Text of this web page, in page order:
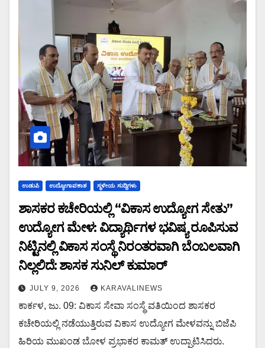
ಉಡುಪಿ ಉದ್ಯೋಗಾವಕಾಶ ಸ್ಥಳೀಯ ಸುದ್ದಿಗಳು
ಶಾಸಕರ ಕಚೇರಿಯಲ್ಲಿ “ವಿಕಾಸ ಉದ್ಯೋಗ ಸೇತು”
ಉದ್ಯೋಗ ಮೇಳ: ವಿದ್ಯಾರ್ಥಿಗಳ ಭವಿಷ್ಯ ರೂಪಿಸುವ
ನಿಟ್ಟಿನಲ್ಲಿ ವಿಕಾಸ ಸಂಸ್ಥೆ ನಿರಂತರವಾಗಿ ಬೆಂಬಲವಾಗಿ
ನಿಲ್ಲಲಿದೆ: ಶಾಸಕ ಸುನಿಲ್ ಕುಮಾರ್
JULY 9, 2026 KARAVALINEWS
ಕಾರ್ಕಳ, ಜು. 09: ವಿಕಾಸ ಸೇವಾ ಸಂಸ್ಥೆ ವತಿಯಿಂದ ಶಾಸಕರ
ಕಚೇರಿಯಲ್ಲಿ ನಡೆಯುತ್ತಿರುವ ವಿಕಾಸ ಉದ್ಯೋಗ ಮೇಳವನ್ನು ಬಿಜೆಪಿ
ಹಿರಿಯ ಮುಖಂಡ ಬೋಳ ಪ್ರಭಾಕರ ಕಾಮತ್ ಉದ್ಘಾಟಿಸಿದರು.